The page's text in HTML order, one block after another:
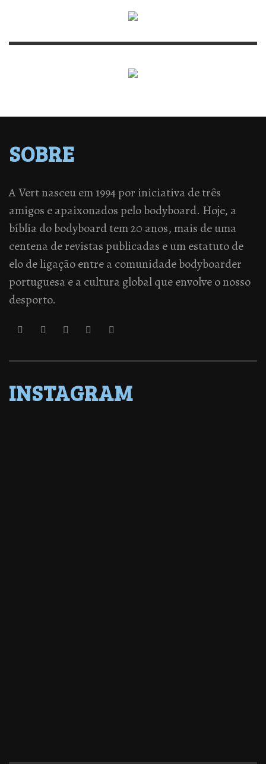
SOBRE
A Vert nasceu em 1994 por iniciativa de três
amigos e apaixonados pelo bodyboard. Hoje, a
bíblia do bodyboard tem 20 anos, mais de uma
centena de revistas publicadas e um estatuto de
elo de ligação entre a comunidade bodyboarder
portuguesa e a cultura global que envolve o nosso
desporto.
INSTAGRAM